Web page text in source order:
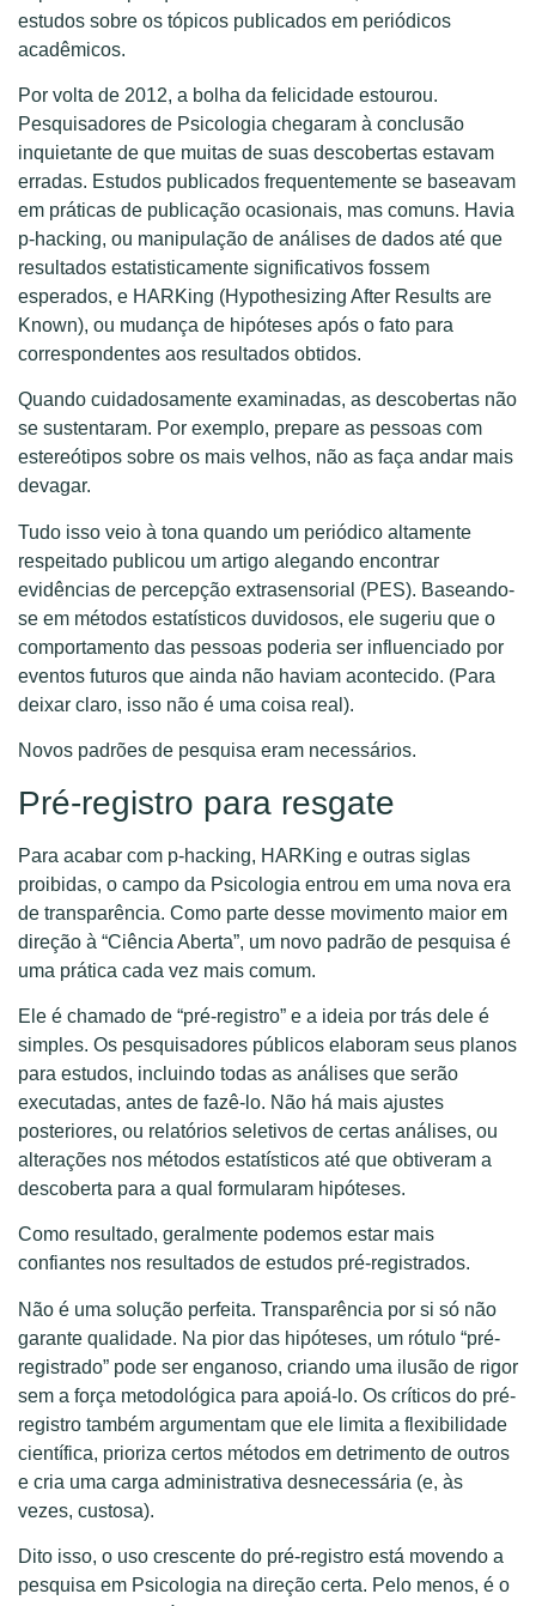
estudos sobre os tópicos publicados em periódicos
acadêmicos.
Por volta de 2012, a bolha da felicidade estourou.
Pesquisadores de Psicologia chegaram à conclusão
inquietante de que muitas de suas descobertas estavam
erradas. Estudos publicados frequentemente se baseavam
em práticas de publicação ocasionais, mas comuns. Havia
p-hacking, ou manipulação de análises de dados até que
resultados estatisticamente significativos fossem
esperados, e HARKing (Hypothesizing After Results are
Known), ou mudança de hipóteses após o fato para
correspondentes aos resultados obtidos.
Quando cuidadosamente examinadas, as descobertas não
se sustentaram. Por exemplo, prepare as pessoas com
estereótipos sobre os mais velhos, não as faça andar mais
devagar.
Tudo isso veio à tona quando um periódico altamente
respeitado publicou um artigo alegando encontrar
evidências de percepção extrasensorial (PES). Baseando-
se em métodos estatísticos duvidosos, ele sugeriu que o
comportamento das pessoas poderia ser influenciado por
eventos futuros que ainda não haviam acontecido. (Para
deixar claro, isso não é uma coisa real).
Novos padrões de pesquisa eram necessários.
Pré-registro para resgate
Para acabar com p-hacking, HARKing e outras siglas
proibidas, o campo da Psicologia entrou em uma nova era
de transparência. Como parte desse movimento maior em
direção à “Ciência Aberta”, um novo padrão de pesquisa é
uma prática cada vez mais comum.
Ele é chamado de “pré-registro” e a ideia por trás dele é
simples. Os pesquisadores públicos elaboram seus planos
para estudos, incluindo todas as análises que serão
executadas, antes de fazê-lo. Não há mais ajustes
posteriores, ou relatórios seletivos de certas análises, ou
alterações nos métodos estatísticos até que obtiveram a
descoberta para a qual formularam hipóteses.
Como resultado, geralmente podemos estar mais
confiantes nos resultados de estudos pré-registrados.
Não é uma solução perfeita. Transparência por si só não
garante qualidade. Na pior das hipóteses, um rótulo “pré-
registrado” pode ser enganoso, criando uma ilusão de rigor
sem a força metodológica para apoiá-lo. Os críticos do pré-
registro também argumentam que ele limita a flexibilidade
científica, prioriza certos métodos em detrimento de outros
e cria uma carga administrativa desnecessária (e, às
vezes, custosa).
Dito isso, o uso crescente do pré-registro está movendo a
pesquisa em Psicologia na direção certa. Pelo menos, é o